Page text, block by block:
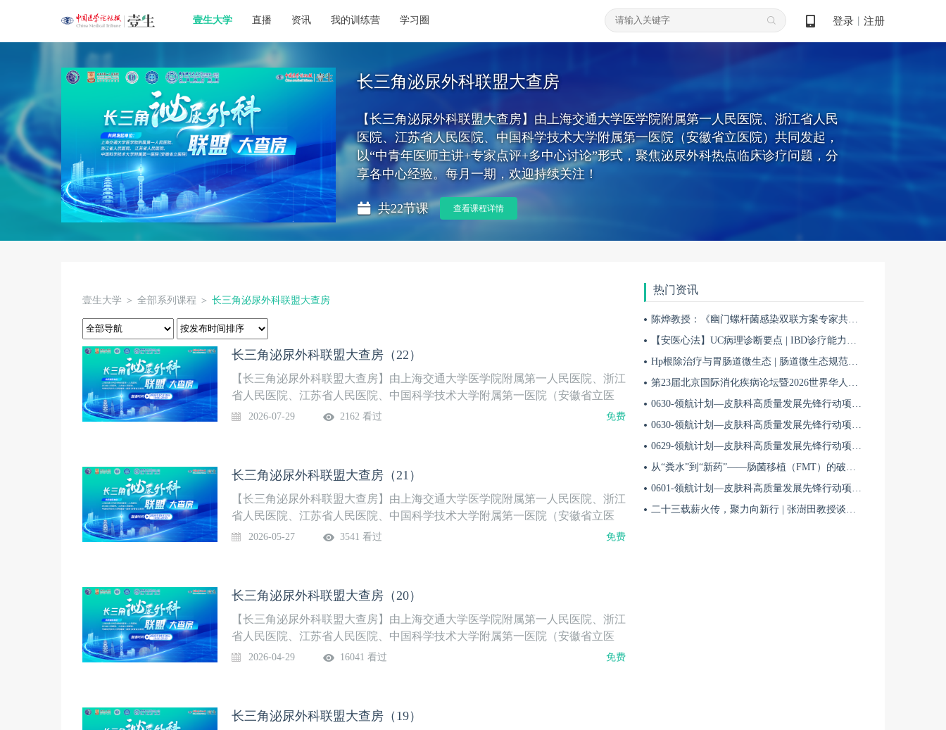
壹生大学 直播 资讯 我的训练营 学习圈 登录 注册
长三角泌尿外科联盟大查房
【长三角泌尿外科联盟大查房】由上海交通大学医学院附属第一人民医院、浙江省人民
医院、江苏省人民医院、中国科学技术大学附属第一医院（安徽省立医院）共同发起，
以“中青年医师主讲+专家点评+多中心讨论”形式，聚焦泌尿外科热点临床诊疗问题，分
享各中心经验。每月一期，欢迎持续关注！
共22节课 查看课程详情
壹生大学 ＞ 全部系列课程 ＞ 长三角泌尿外科联盟大查房
长三角泌尿外科联盟大查房（22）
【长三角泌尿外科联盟大查房】由上海交通大学医学院附属第一人民医院、浙江
省人民医院、江苏省人民医院、中国科学技术大学附属第一医院（安徽省立医
院）共同发起，以“中青年医师主讲+专家点评+多中心讨论”形式，聚焦泌尿外科
2026-07-29 2162 看过 免费
长三角泌尿外科联盟大查房（21）
【长三角泌尿外科联盟大查房】由上海交通大学医学院附属第一人民医院、浙江
省人民医院、江苏省人民医院、中国科学技术大学附属第一医院（安徽省立医
院）共同发起，以“中青年医师主讲+专家点评+多中心讨论”形式，聚焦泌尿外科
2026-05-27 3541 看过 免费
长三角泌尿外科联盟大查房（20）
【长三角泌尿外科联盟大查房】由上海交通大学医学院附属第一人民医院、浙江
省人民医院、江苏省人民医院、中国科学技术大学附属第一医院（安徽省立医
院）共同发起，以“中青年医师主讲+专家点评+多中心讨论”形式，聚焦泌尿外科
2026-04-29 16041 看过 免费
长三角泌尿外科联盟大查房（19）
热门资讯
陈烨教授：《幽门螺杆菌感染双联方案专家共识（2026）》解读 | BIDDF2026
【安医心法】UC病理诊断要点 | IBD诊疗能力系统提升5
Hp根除治疗与胃肠道微生态 | 肠道微生态规范化诊疗4
第23届北京国际消化疾病论坛暨2026世界华人消化医师年会盛大开幕
0630-领航计划—皮肤科高质量发展先锋行动项目第六季第65期
0630-领航计划—皮肤科高质量发展先锋行动项目第六季第64期
0629-领航计划—皮肤科高质量发展先锋行动项目第六季第63期
从“粪水”到“新药”——肠菌移植（FMT）的破局与临床应用全景 | 肠道微生态规范化诊疗1
0601-领航计划—皮肤科高质量发展先锋行动项目第六季第42期
二十三载薪火传，聚力向新行 | 张澍田教授谈中国消化医学的传承与突破